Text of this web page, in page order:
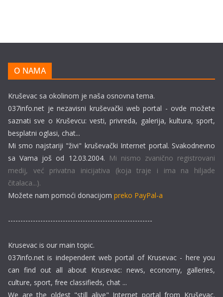
O NAMA
Kruševac sa okolinom je naša osnovna tema.
037info.net je nezavisni kruševački web portal - ovde možete
saznati sve o Kruševcu: vesti, privreda, galerija, kultura, sport,
besplatni oglasi, chat...
Mi smo najstariji "živi" kruševački Internet portal. Svakodnevno
sa Vama još od 12.03.2004. Mi nismo zvanično registrovani
medij, već privatna inicijativa (koja traje i ima na hiljade
čitalaca...).
Možete nam pomoći donacijom preko PayPal-a
----------------------------------------------------------
Krusevac is our main topic.
037info.net is independent web portal of Krusevac - here you
can find out all about Krusevac: news, economy, galleries,
culture, sport, free classifieds, chat ...
We are the oldest "still alive" Internet portal from Kruševac.